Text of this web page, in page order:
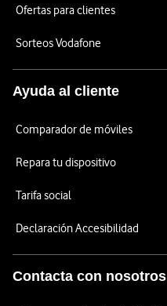
Ofertas para clientes
Sorteos Vodafone
Ayuda al cliente
Comparador de móviles
Repara tu dispositivo
Tarifa social
Declaración Accesibilidad
Contacta con nosotros